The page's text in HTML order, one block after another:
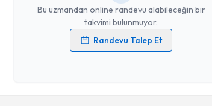
Bu uzmandan online randevu alabileceğin bir
takvimi bulunmuyor.
Randevu Talep Et
Kişisel verilerimin işlenmesine ilişkinAydınlatma Metni